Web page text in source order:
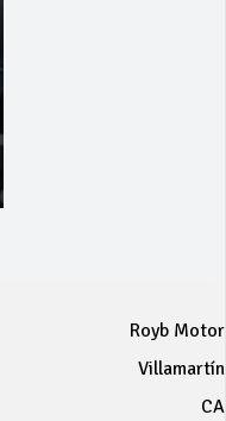
Royb Motor
Villamartín
CA